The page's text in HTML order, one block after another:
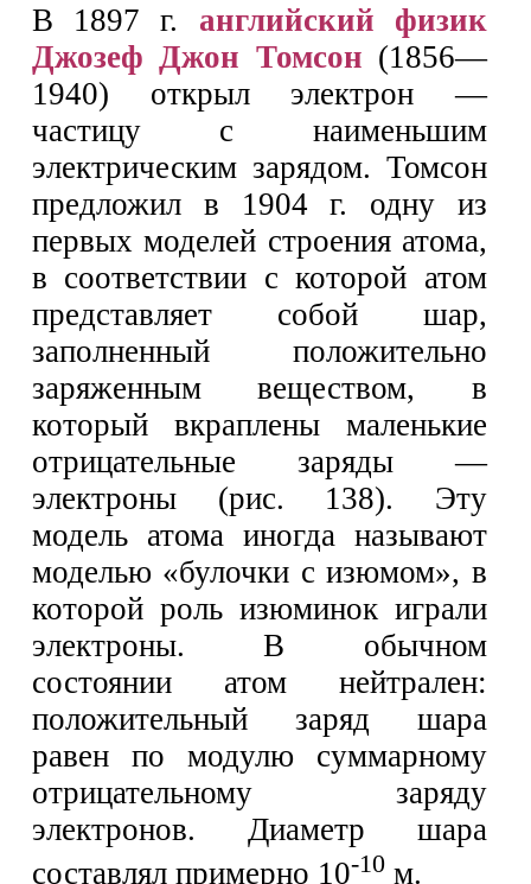
В 1897 г. английский физик
Джозеф Джон Томсон (1856—
1940) открыл электрон —
частицу с наименьшим
электрическим зарядом. Томсон
предложил в 1904 г. одну из
первых моделей строения атома,
в соответствии с которой атом
представляет собой шар,
заполненный положительно
заряженным веществом, в
который вкраплены маленькие
отрицательные заряды —
электроны (рис. 138). Эту
модель атома иногда называют
моделью «булочки с изюмом», в
которой роль изюминок играли
электроны. В обычном
состоянии атом нейтрален:
положительный заряд шара
равен по модулю суммарному
отрицательному заряду
электронов. Диаметр шара
составлял примерно 10-10 м.